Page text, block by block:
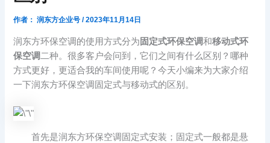
作者： 润东方企业号/2023年11月14日
润东方环保空调的使用方式分为 固定式环保空调和移动式环
保空调 二种。很多客户会问到，它们之间有什么区别？哪种
方式更好，更适合我的车间使用呢？今天小编来为大家介绍
一下润东方环保空调固定式与移动式的区别。
首先是润东方环保空调固定式安装；固定式一般都是悬